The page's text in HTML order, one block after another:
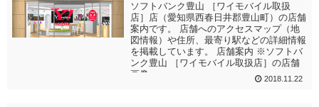
ソフトバンク豊山 ［ワイモバイル取扱
店］店（愛知県西春日井郡豊山町）の店舗
案内です。 店舗へのアクセスマップ（地
図情報）や住所、最寄り駅などの詳細情報
を掲載しています。 店舗案内 ※ソフトバ
ンク豊山 ［ワイモバイル取扱店］の店舗
画像...
2018.11.22